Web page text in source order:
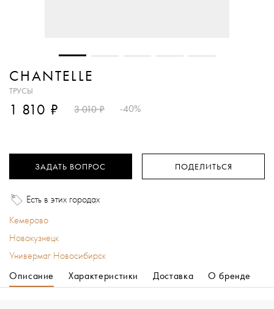
CHANTELLE
ТРУСЫ
1 810 ₽ 3 010₽ -40%
ЗАДАТЬ ВОПРОС ПОДЕЛИТЬСЯ
Есть в этих городах
Кемерово
Новокузнецк
Универмаг Новосибирск
Описание
Характеристики Доставка О бренде